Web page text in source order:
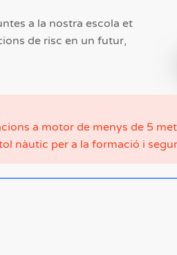
a la nostra escola et
de risc en un futur,
a motor de menys de 5
nàutic per a la formació i